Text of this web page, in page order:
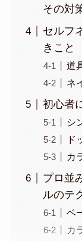
その対
セルフ
きこと
道
ネ
初心者
シ
ド
カ
プロ並
ルのテ
ベ
カ